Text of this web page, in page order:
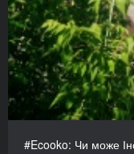
#Ecooko: Чи може